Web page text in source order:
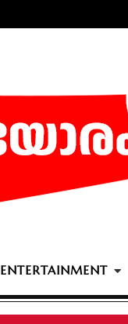
ENTERTAINMENT